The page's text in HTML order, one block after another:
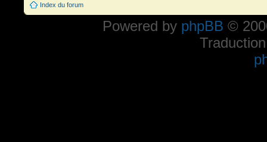
Index du forum
Powered by phpBB ©